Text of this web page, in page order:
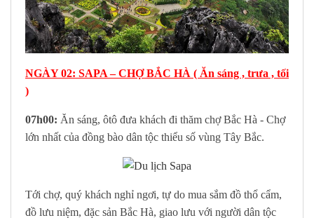
NGÀY 02: SAPA – CHỢ BẮC HÀ ( Ăn sáng , trưa , tối
)
07h00: Ăn sáng, ôtô đưa khách đi thăm chợ Bắc Hà - Chợ
lớn nhất của đồng bào dân tộc thiểu số vùng Tây Bắc.
Tới chợ, quý khách nghỉ ngơi, tự do mua sắm đồ thổ cẩm,
đồ lưu niệm, đặc sản Bắc Hà, giao lưu với người dân tộc